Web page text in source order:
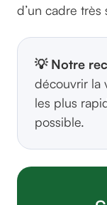
d’un cadre très
💡 Notre
découvrir la
les plus
possible.